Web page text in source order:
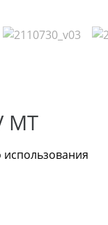
MT
использования